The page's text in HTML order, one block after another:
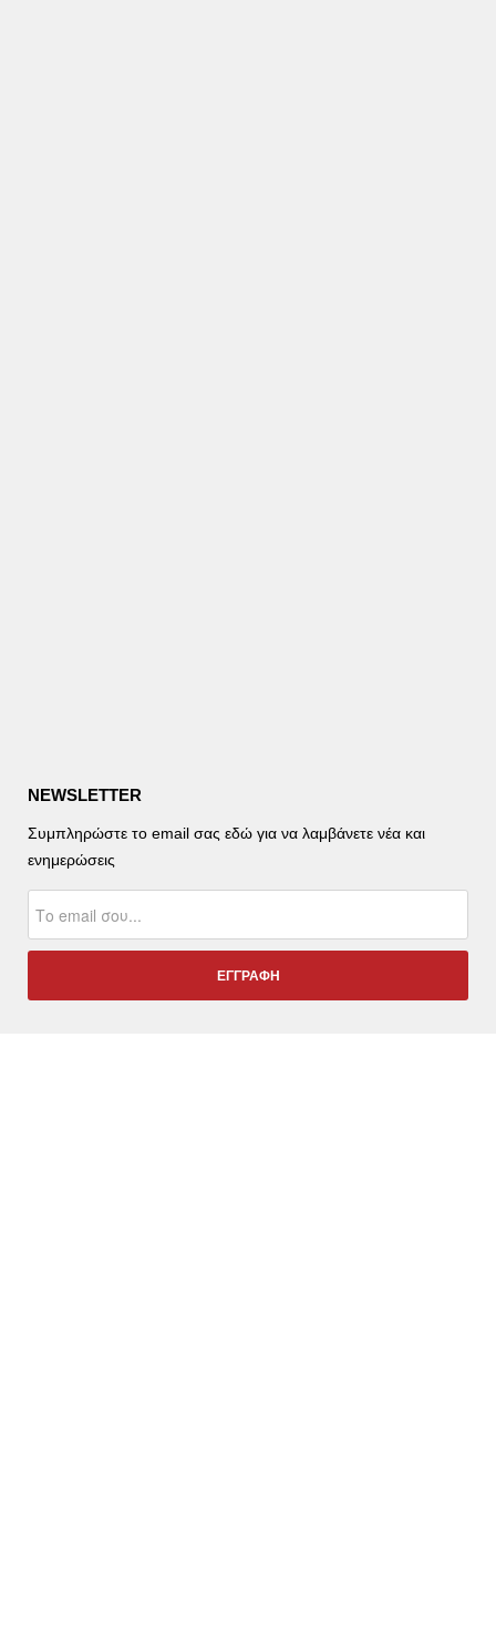
NEWSLETTER
Συμπληρώστε το email σας εδώ για να λαμβάνετε νέα και
ενημερώσεις